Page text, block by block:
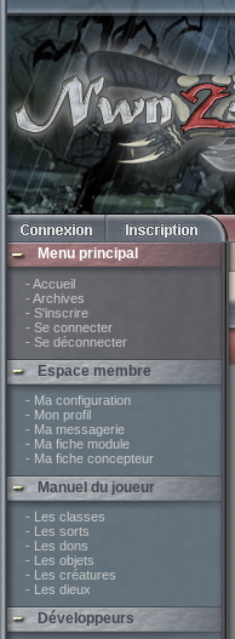
Menu principal
- Accueil
- Archives
- S'inscrire
- Se connecter
- Se déconnecter
Espace membre
- Ma configuration
- Mon profil
- Ma messagerie
- Ma fiche module
- Ma fiche concepteur
Manuel du joueur
- Les classes
- Les sorts
- Les dons
- Les objets
- Les créatures
- Les dieux
Développeurs